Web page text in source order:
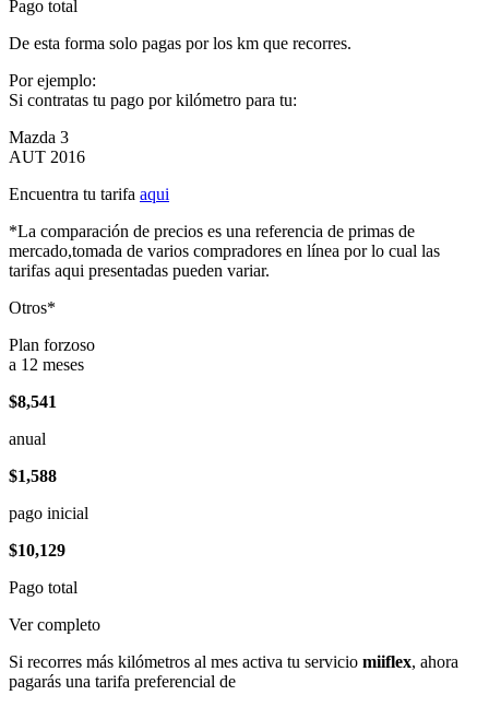
Pago total
De esta forma solo pagas por los km que recorres.
Por ejemplo:
Si contratas tu pago por kilómetro para tu:
Mazda 3
AUT 2016
Encuentra tu tarifa aqui
*La comparación de precios es una referencia de primas de
mercado,tomada de varios compradores en línea por lo cual las
tarifas aqui presentadas pueden variar.
Otros*
Plan forzoso
a 12 meses
$8,541
anual
$1,588
pago inicial
$10,129
Pago total
Ver completo
Si recorres más kilómetros al mes activa tu servicio miiflex, ahora
pagarás una tarifa preferencial de